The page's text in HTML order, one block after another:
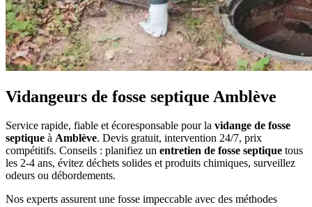
Vidangeurs de fosse septique Amblève
Service rapide, fiable et écoresponsable pour la vidange de fosse
septique à Amblève. Devis gratuit, intervention 24/7, prix
compétitifs. Conseils : planifiez un entretien de fosse septique tous
les 2-4 ans, évitez déchets solides et produits chimiques, surveillez
odeurs ou débordements.
Nos experts assurent une fosse impeccable avec des méthodes